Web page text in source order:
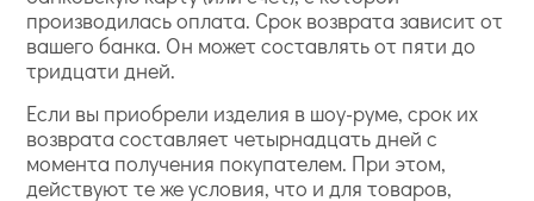
производилась оплата. Срок возврата зависит от
вашего банка. Он может составлять от пяти до
тридцати дней.
Если вы приобрели изделия в шоу-руме, срок их
возврата составляет четырнадцать дней с
момента получения покупателем. При этом,
действуют те же условия, что и для товаров,